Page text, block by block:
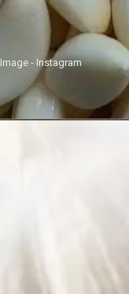
Image - Instagram